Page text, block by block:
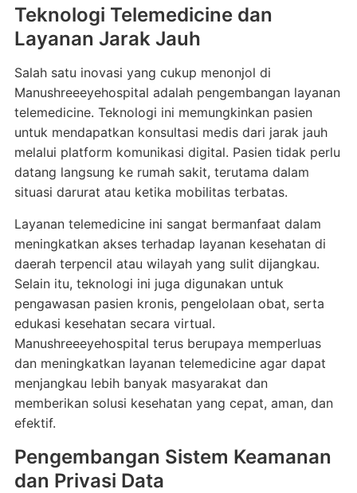
Teknologi Telemedicine dan
Layanan Jarak Jauh
Salah satu inovasi yang cukup menonjol di
Manushreeeyehospital adalah pengembangan layanan
telemedicine. Teknologi ini memungkinkan pasien
untuk mendapatkan konsultasi medis dari jarak jauh
melalui platform komunikasi digital. Pasien tidak perlu
datang langsung ke rumah sakit, terutama dalam
situasi darurat atau ketika mobilitas terbatas.
Layanan telemedicine ini sangat bermanfaat dalam
meningkatkan akses terhadap layanan kesehatan di
daerah terpencil atau wilayah yang sulit dijangkau.
Selain itu, teknologi ini juga digunakan untuk
pengawasan pasien kronis, pengelolaan obat, serta
edukasi kesehatan secara virtual.
Manushreeeyehospital terus berupaya memperluas
dan meningkatkan layanan telemedicine agar dapat
menjangkau lebih banyak masyarakat dan
memberikan solusi kesehatan yang cepat, aman, dan
efektif.
Pengembangan Sistem Keamanan
dan Privasi Data